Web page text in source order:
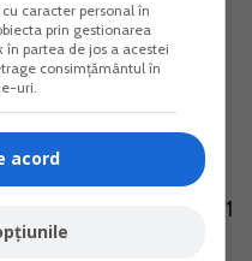
din cele mentionate
National de
activitatilor
CAEN care se
din sectiunea F -
1 ianuarie 2019 - 31
fiscale-scutirea
caracter personal în
prin gestionarea
partea de jos a acestei
consimțământul în
uri.
acord